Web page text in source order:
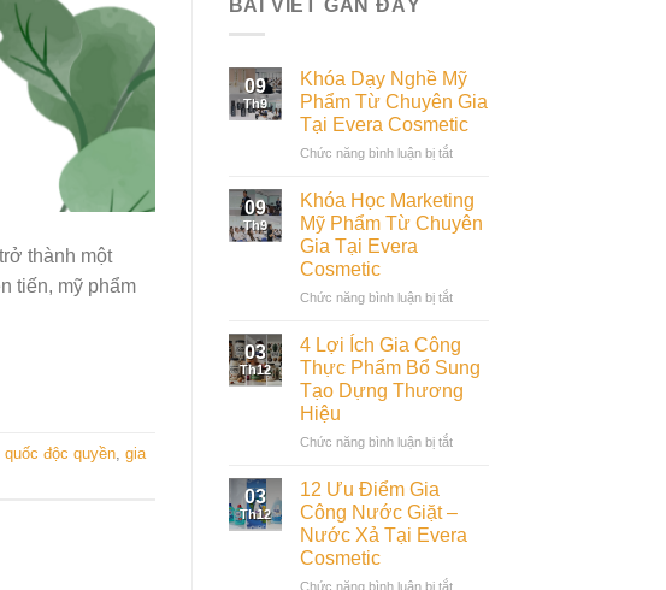
thành một
tiến, mỹ phẩm
độc quyền gia
BÀI VIẾT GẦN ĐÂY
09
Th9
Khóa Dạy Nghề Mỹ
Phẩm Từ Chuyên Gia
Tại Evera Cosmetic
Chức năng bình luận bị tắtở
Dạy
Nghề
Mỹ
Chuyên
Evera
Cosmetic
09
Th9
Khóa Học Marketing
Mỹ Phẩm Từ Chuyên
Gia Tại Evera
Cosmetic
Chức năng bình luận bị tắtở
Marketing
Mỹ
Phẩm
Chuyên
03
Th12
4 Lợi Ích Gia Công
Thực Phẩm Bổ Sung
Tạo Dựng Thương
Hiệu
Chức năng bình luận bị tắtở
Công
Phẩm
03
Th12
12 Ưu Điểm Gia
Công Nước Giặt –
Nước Xả Tại Evera
Cosmetic
Chức năng bình luận bị tắtở